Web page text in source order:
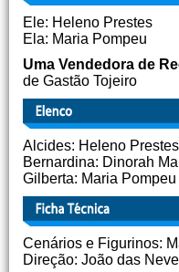
Ele: Heleno Prestes
Ela: Maria Pompeu
Uma Vendedora de
de Gastão Tojeiro
Alcides: Heleno Prestes
Bernardina: Dinorah
Gilberta: Maria Pompeu
Cenários e Figurinos:
Direção: João das